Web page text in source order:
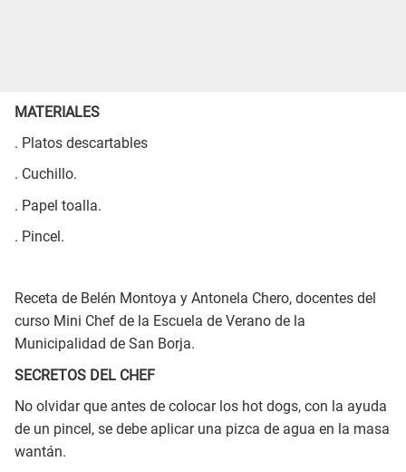
MATERIALES
. Platos descartables
. Cuchillo.
. Papel toalla.
. Pincel.
Receta de Belén Montoya y Antonela Chero, docentes del
curso Mini Chef de la Escuela de Verano de la
Municipalidad de San Borja.
SECRETOS DEL CHEF
No olvidar que antes de colocar los hot dogs, con la ayuda
de un pincel, se debe aplicar una pizca de agua en la masa
wantán.